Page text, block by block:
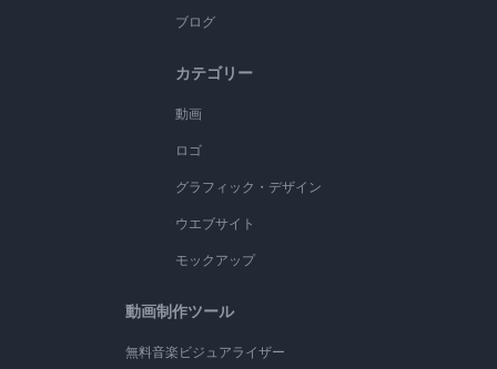
ブログ
カテゴリー
動画
ロゴ
グラフィック・デザイン
ウエブサイト
モックアップ
動画制作ツール
無料音楽ビジュアライザー